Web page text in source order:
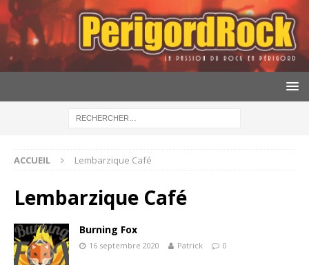
ACCUEIL Lembarzique Café
Lembarzique Café
Burning Fox
16 septembre 2020 Patrick 0